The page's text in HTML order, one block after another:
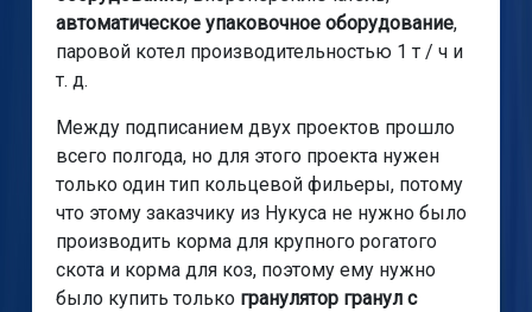
автоматическое упаковочное оборудование,
паровой котел производительностью 1 т / ч и
т. д.
Между подписанием двух проектов прошло
всего полгода, но для этого проекта нужен
только один тип кольцевой фильеры, потому
что этому заказчику из Нукуса не нужно было
производить корма для крупного рогатого
скота и корма для коз, поэтому ему нужно
было купить только гранулятор гранул с